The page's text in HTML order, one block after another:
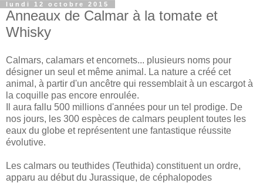
lundi 12 octobre 2015
Anneaux de Calmar à la tomate et
Whisky
Calmars, calamars et encornets... plusieurs noms pour
désigner un seul et même animal. La nature a créé cet
animal, à partir d'un ancêtre qui ressemblait à un escargot à
la coquille pas encore enroulée.
Il aura fallu 500 millions d'années pour un tel prodige. De
nos jours, les 300 espèces de calmars peuplent toutes les
eaux du globe et représentent une fantastique réussite
évolutive.
Les calmars ou teuthides (Teuthida) constituent un ordre,
apparu au début du Jurassique, de céphalopodes